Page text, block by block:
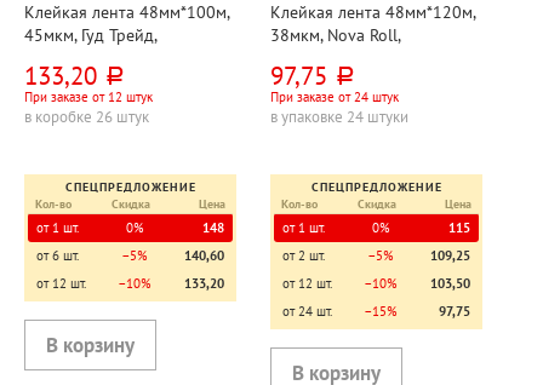
Клейкая лента 48мм*100м,
45мкм, Гуд Трейд,
133,20 руб.
При заказе от 12 штук
в коробке 26 штук
СПЕЦПРЕДЛОЖЕНИЕ
Кол-во
Скидка Цена
от 1 шт. 0%
148
от 6 шт.
−5%
140,60
от 12 шт.
−10% 133,20
Клейкая лента 48мм*120м,
38мкм, Nova Roll,
97,75 руб.
При заказе от 24 штук
в упаковке 24 штуки
СПЕЦПРЕДЛОЖЕНИЕ
Кол-во
Скидка Цена
от 1 шт. 0%
115
от 2 шт.
−5%
109,25
от 12 шт.
−10%
103,50
от 24 шт.
−15% 97,75